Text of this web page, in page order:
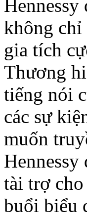
không chỉ
gia tích
Thương
tiếng nói
các sự
muốn
tài trợ
buổi biểu